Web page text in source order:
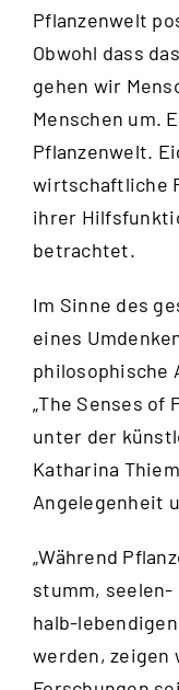
Pflanzenwelt
Obwohl dass
gehen wir
Menschen um.
Pflanzenwelt.
wirtschaftliche
ihrer
betrachtet.
Im Sinne des
eines
philosophische
„The Senses of
unter der
Katharina
Angelegenheit
„Während
stumm, seelen-
halb-
werden, zeigen